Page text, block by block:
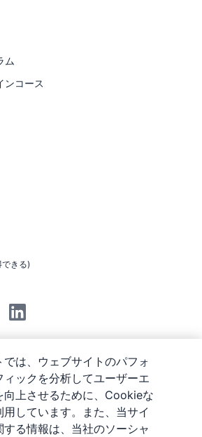
ム
ンコース
きる)
知
では、ウェブサイトのパフォ
ィックを分析してユーザーエ
向上させるために、Cookieな
しています。また、当サイ
する情報は、当社のソーシャ